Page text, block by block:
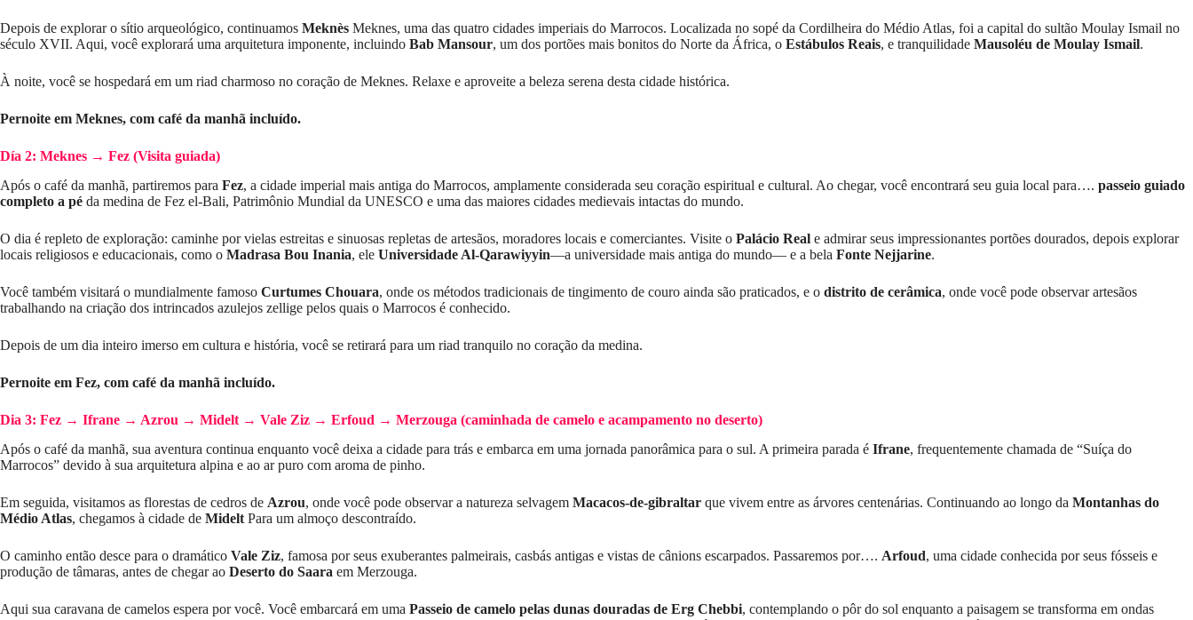
Depois de explorar o sítio arqueológico, continuamos Meknès Meknes, uma das quatro cidades imperiais do Marrocos. Localizada no sopé da Cordilheira do Médio Atlas, foi a capital do sultão Moulay Ismail no
século XVII. Aqui, você explorará uma arquitetura imponente, incluindo Bab Mansour, um dos portões mais bonitos do Norte da África, o Estábulos Reais, e tranquilidade Mausoléu de Moulay Ismail.
À noite, você se hospedará em um riad charmoso no coração de Meknes. Relaxe e aproveite a beleza serena desta cidade histórica.
Pernoite em Meknes, com café da manhã incluído.
Día 2: Meknes → Fez (Visita guiada)
Após o café da manhã, partiremos para Fez, a cidade imperial mais antiga do Marrocos, amplamente considerada seu coração espiritual e cultural. Ao chegar, você encontrará seu guia local para…. passeio guiado
completo a pé da medina de Fez el-Bali, Patrimônio Mundial da UNESCO e uma das maiores cidades medievais intactas do mundo.
O dia é repleto de exploração: caminhe por vielas estreitas e sinuosas repletas de artesãos, moradores locais e comerciantes. Visite o Palácio Real e admirar seus impressionantes portões dourados, depois explorar
locais religiosos e educacionais, como o Madrasa Bou Inania, ele Universidade Al-Qarawiyyin—a universidade mais antiga do mundo— e a bela Fonte Nejjarine.
Você também visitará o mundialmente famoso Curtumes Chouara, onde os métodos tradicionais de tingimento de couro ainda são praticados, e o distrito de cerâmica, onde você pode observar artesãos
trabalhando na criação dos intrincados azulejos zellige pelos quais o Marrocos é conhecido.
Depois de um dia inteiro imerso em cultura e história, você se retirará para um riad tranquilo no coração da medina.
Pernoite em Fez, com café da manhã incluído.
Dia 3: Fez → Ifrane → Azrou → Midelt → Vale Ziz → Erfoud → Merzouga (caminhada de camelo e acampamento no deserto)
Após o café da manhã, sua aventura continua enquanto você deixa a cidade para trás e embarca em uma jornada panorâmica para o sul. A primeira parada é Ifrane, frequentemente chamada de “Suíça do
Marrocos” devido à sua arquitetura alpina e ao ar puro com aroma de pinho.
Em seguida, visitamos as florestas de cedros de Azrou, onde você pode observar a natureza selvagem Macacos-de-gibraltar que vivem entre as árvores centenárias. Continuando ao longo da Montanhas do
Médio Atlas, chegamos à cidade de Midelt Para um almoço descontraído.
O caminho então desce para o dramático Vale Ziz, famosa por seus exuberantes palmeirais, casbás antigas e vistas de cânions escarpados. Passaremos por…. Arfoud, uma cidade conhecida por seus fósseis e
produção de tâmaras, antes de chegar ao Deserto do Saara em Merzouga.
Aqui sua caravana de camelos espera por você. Você embarcará em uma Passeio de camelo pelas dunas douradas de Erg Chebbi, contemplando o pôr do sol enquanto a paisagem se transforma em ondas